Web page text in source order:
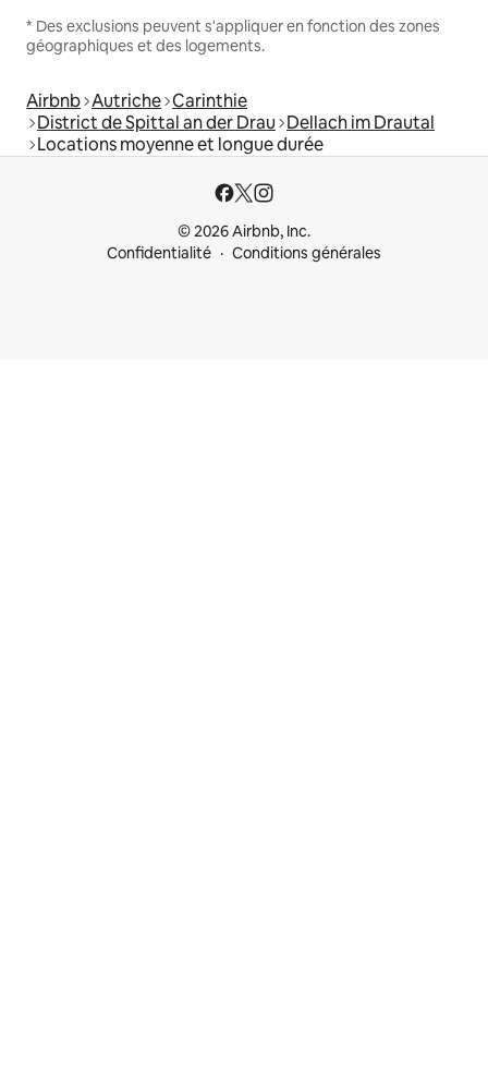
* Des exclusions peuvent s'appliquer en fonction des zones
géographiques et des logements.
Airbnb Autriche Carinthie
District de Spittal an der Drau Dellach im Drautal
Locations moyenne et longue durée
© 2026 Airbnb, Inc.
Confidentialité
Conditions générales